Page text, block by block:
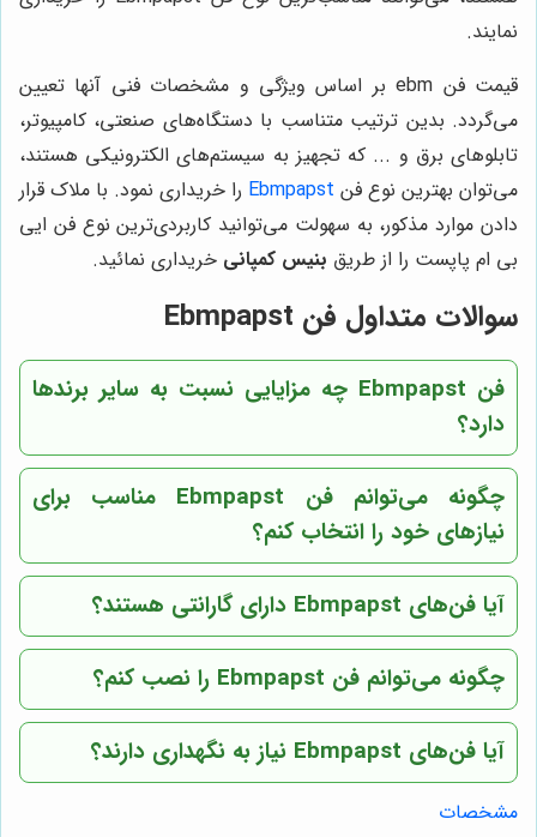
نمایند.
قیمت فن ebm بر اساس ویژگی و مشخصات فنی آنها تعیین
می‌گردد. بدین ترتیب متناسب با دستگاه‌های صنعتی، کامپیوتر،
تابلوهای برق و ... که تجهیز به سیستم‌های الکترونیکی هستند،
می‌توان بهترین نوع فن Ebmpapst را خریداری نمود. با ملاک قرار
دادن موارد مذکور، به سهولت می‌توانید کاربردی‌ترین نوع فن ایی
بی ام پاپست را از طریق بنیس کمپانی خریداری نمائید.
سوالات متداول فن Ebmpapst
فن Ebmpapst چه مزایایی نسبت به سایر برندها
دارد؟
چگونه می‌توانم فن Ebmpapst مناسب برای
نیازهای خود را انتخاب کنم؟
آیا فن‌های Ebmpapst دارای گارانتی هستند؟
چگونه می‌توانم فن Ebmpapst را نصب کنم؟
آیا فن‌های Ebmpapst نیاز به نگهداری دارند؟
مشخصات